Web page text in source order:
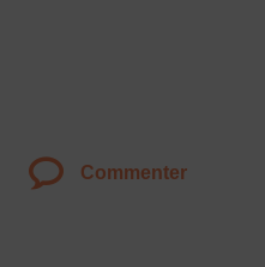
Commenter